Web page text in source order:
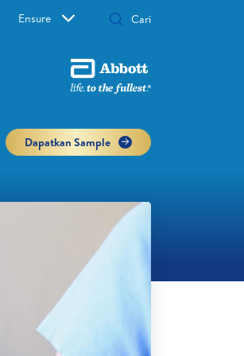
Ensure
Dapatkan Sample